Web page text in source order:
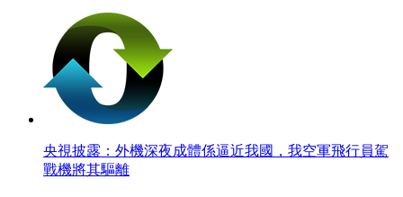
央視披露：外機深夜成體係逼近我國，我空軍飛行員駕
戰機將其驅離